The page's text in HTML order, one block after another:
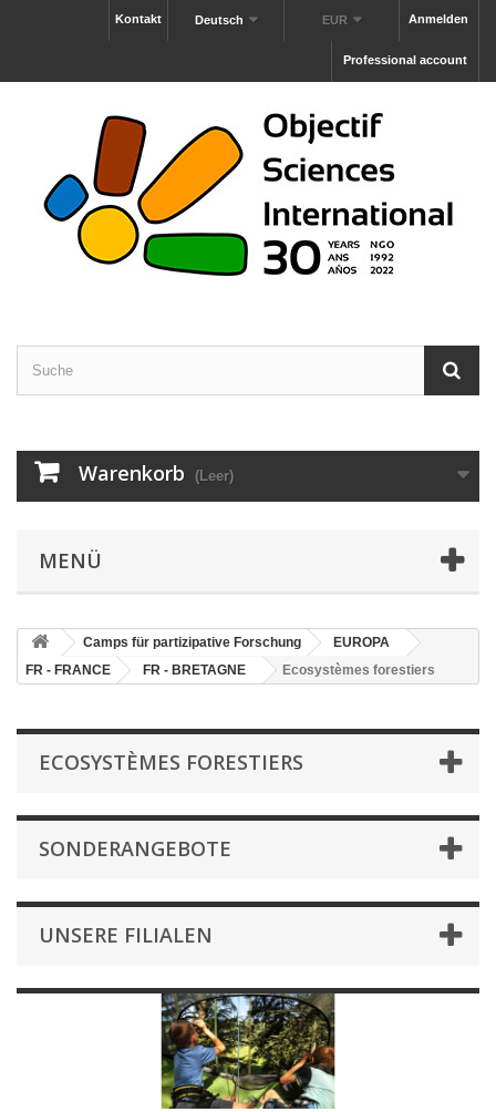
Anmelden
EUR
Deutsch
Kontakt
Professional account
Warenkorb (Leer)
MENÜ
Camps für partizipative Forschung
EUROPA
FR - FRANCE
FR - BRETAGNE Ecosystèmes forestiers
ECOSYSTÈMES FORESTIERS
SONDERANGEBOTE
UNSERE FILIALEN